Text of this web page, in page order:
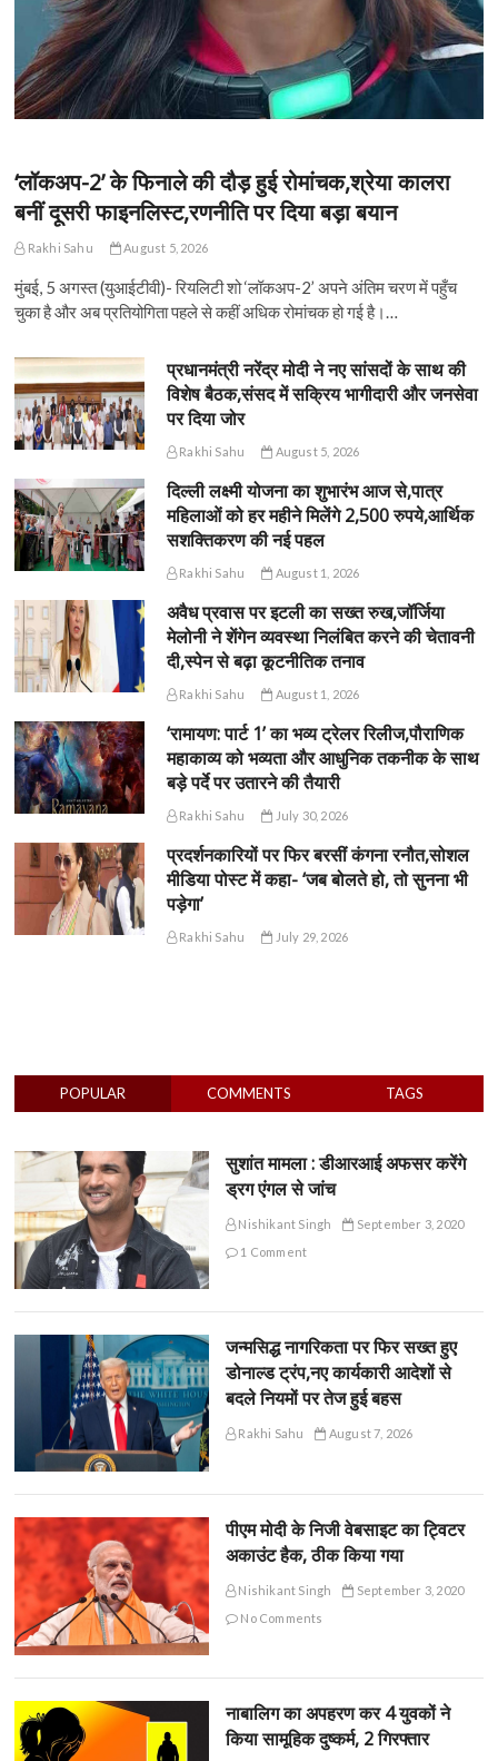
‘लॉकअप-2’ के फिनाले की दौड़ हुई रोमांचक,श्रेया कालरा
बनीं दूसरी फाइनलिस्ट,रणनीति पर दिया बड़ा बयान
Rakhi Sahu August 5, 2026
मुंबई, 5 अगस्त (युआईटीवी)- रियलिटी शो ‘लॉकअप-2’ अपने अंतिम चरण में पहुँच
चुका है और अब प्रतियोगिता पहले से कहीं अधिक रोमांचक हो गई है।…
प्रधानमंत्री नरेंद्र मोदी ने नए सांसदों के साथ की
विशेष बैठक,संसद में सक्रिय भागीदारी और जनसेवा
पर दिया जोर
Rakhi Sahu August 5, 2026
दिल्ली लक्ष्मी योजना का शुभारंभ आज से,पात्र
महिलाओं को हर महीने मिलेंगे 2,500 रुपये,आर्थिक
सशक्तिकरण की नई पहल
Rakhi Sahu August 1, 2026
अवैध प्रवास पर इटली का सख्त रुख,जॉर्जिया
मेलोनी ने शेंगेन व्यवस्था निलंबित करने की चेतावनी
दी,स्पेन से बढ़ा कूटनीतिक तनाव
Rakhi Sahu August 1, 2026
‘रामायण: पार्ट 1’ का भव्य ट्रेलर रिलीज,पौराणिक
महाकाव्य को भव्यता और आधुनिक तकनीक के साथ
बड़े पर्दे पर उतारने की तैयारी
Rakhi Sahu July 30, 2026
प्रदर्शनकारियों पर फिर बरसीं कंगना रनौत,सोशल
मीडिया पोस्ट में कहा- ‘जब बोलते हो, तो सुनना भी
पड़ेगा’
Rakhi Sahu July 29, 2026
POPULAR COMMENTS TAGS
सुशांत मामला : डीआरआई अफसर करेंगे
ड्रग एंगल से जांच
Nishikant Singh
September 3, 2020
1 Comment
जन्मसिद्ध नागरिकता पर फिर सख्त हुए
डोनाल्ड ट्रंप,नए कार्यकारी आदेशों से
बदले नियमों पर तेज हुई बहस
Rakhi Sahu August 7, 2026
पीएम मोदी के निजी वेबसाइट का ट्विटर
अकाउंट हैक, ठीक किया गया
Nishikant Singh
September 3, 2020
No Comments
नाबालिग का अपहरण कर 4 युवकों ने
किया सामूहिक दुष्कर्म, 2 गिरफ्तार